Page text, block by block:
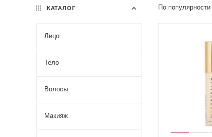
По популярности
КАТАЛОГ
Лицо
Тело
Волосы
Макияж